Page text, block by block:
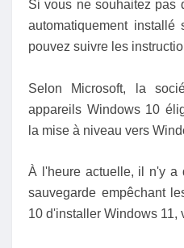
Si vous ne souhaitez pas
automatiquement installé
pouvez suivre les
Selon Microsoft, la
appareils Windows 10
la mise à niveau vers
À l'heure actuelle, il n'y a
sauvegarde empêchant
10 d'installer Windows 11,